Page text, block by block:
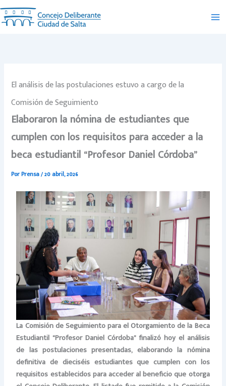
Ir
al
contenido
El análisis de las postulaciones estuvo a cargo de la
Comisión de Seguimiento
Elaboraron la nómina de estudiantes que
cumplen con los requisitos para acceder a la
beca estudiantil “Profesor Daniel Córdoba”
PorPrensa/20 abril, 2026
La Comisión de Seguimiento para el Otorgamiento de la Beca
Estudiantil “Profesor Daniel Córdoba” finalizó hoy el análisis
de las postulaciones presentadas, elaborando la nómina
definitiva de dieciséis estudiantes que cumplen con los
requisitos establecidos para acceder al beneficio que otorga